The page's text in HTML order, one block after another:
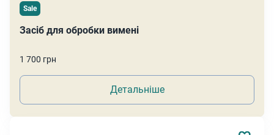
Sale
Засіб для обробки вимені
1 700 грн
Детальніше